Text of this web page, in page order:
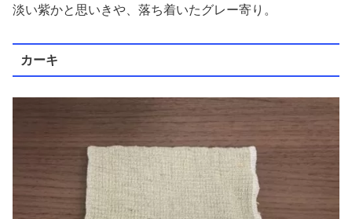
淡い紫かと思いきや、落ち着いたグレー寄り。
カーキ